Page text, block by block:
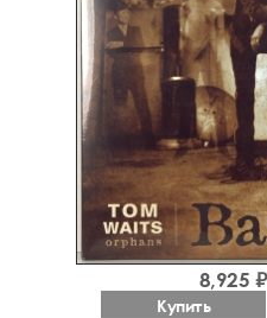
8,925 ₽
Купить